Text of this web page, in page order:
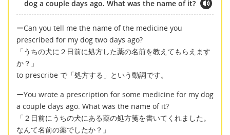
dog a couple days ago. What was the name of it?
ーCan you tell me the name of the medicine you
prescribed for my dog two days ago?
「うちの犬に２日前に処方した薬の名前を教えてもらえます
か？」
to prescribe で「処方する」という動詞です。
ーYou wrote a prescription for some medicine for my dog
a couple days ago. What was the name of it?
「２日前にうちの犬にある薬の処方箋を書いてくれました。
なんて名前の薬でしたか？」